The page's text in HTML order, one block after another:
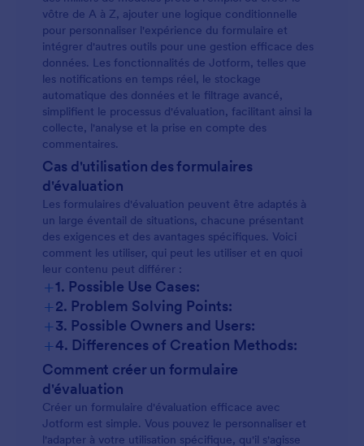
vôtre de A à Z, ajouter une logique conditionnelle
pour personnaliser l'expérience du formulaire et
intégrer d'autres outils pour une gestion efficace des
données. Les fonctionnalités de Jotform, telles que
les notifications en temps réel, le stockage
automatique des données et le filtrage avancé,
simplifient le processus d'évaluation, facilitant ainsi la
collecte, l'analyse et la prise en compte des
commentaires.
Cas d'utilisation des formulaires
d'évaluation
Les formulaires d'évaluation peuvent être adaptés à
un large éventail de situations, chacune présentant
des exigences et des avantages spécifiques. Voici
comment les utiliser, qui peut les utiliser et en quoi
leur contenu peut différer :
+1. Possible Use Cases:
+2. Problem Solving Points:
+3. Possible Owners and Users:
+4. Differences of Creation Methods:
Évaluations des employés :
Évaluations des étudiants :
Comment créer un formulaire
d'évaluation
Créer un formulaire d'évaluation efficace avec
Jotform est simple. Vous pouvez le personnaliser et
l'adapter à votre utilisation spécifique, qu'il s'agisse